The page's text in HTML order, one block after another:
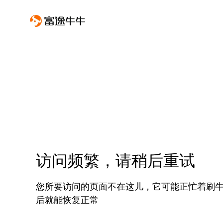
访问频繁，请稍后重试
您所要访问的页面不在这儿，它可能正忙着刷
后就能恢复正常